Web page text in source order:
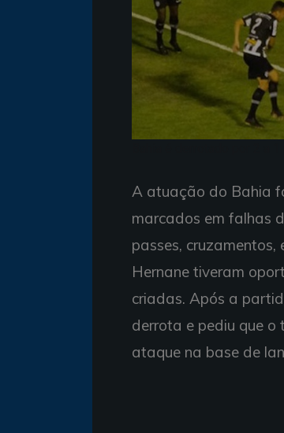
A atuação do Bahia
marcados em falhas
passes,
Hernane tiveram
criadas. Após a
derrota e pediu que
ataque na base de